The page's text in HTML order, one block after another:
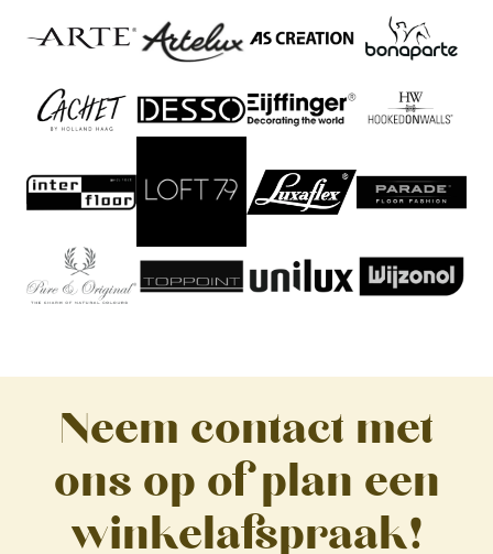
Neem contact met
ons op of plan een
winkelafspraak!